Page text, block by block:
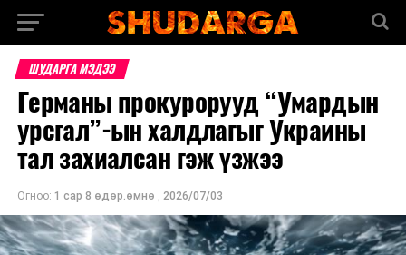
ШУДАРГА МЭДЭЭ
Германы прокурорууд “Умардын
урсгал”-ын халдлагыг Украины
тал захиалсан гэж үзжээ
Огноо: 1 сар 8 өдөр.өмнө , 2026/07/03